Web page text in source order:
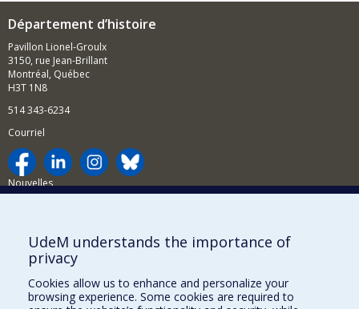
Département d’histoire
Pavillon Lionel-Groulx
3150, rue Jean-Brillant
Montréal, Québec
H3T 1N8
514 343-6234
Courriel
Nouvelles
Comment soutenir le Département?
BESOIN D'AIDE?
Plan du site
UdeM understands the importance of
privacy
Cookies allow us to enhance and personalize your
browsing experience. Some cookies are required to